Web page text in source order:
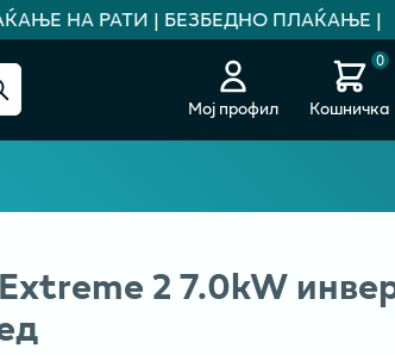
НА РАТИ | БЕЗБЕДНО ПЛАЌАЊЕ |
Мој профил
0
Кошничка
2 7.0kW